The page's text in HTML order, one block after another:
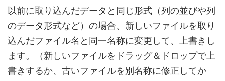
以前に取り込んだデータと同じ形式（列の並びや列
のデータ形式など）の場合、新しいファイルを取り
込んだファイル名と同一名称に変更して、上書きし
ます。（新しいファイルをドラッグ＆ドロップで上
書きするか、古いファイルを別名称に修正してか